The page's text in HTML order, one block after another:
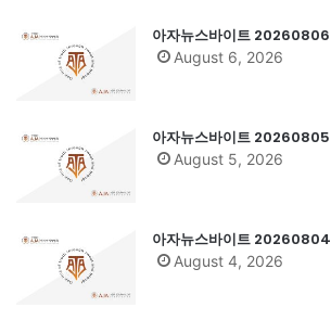
아자뉴스바이트 20260806
August 6, 2026
아자뉴스바이트 20260805
August 5, 2026
아자뉴스바이트 20260804
August 4, 2026